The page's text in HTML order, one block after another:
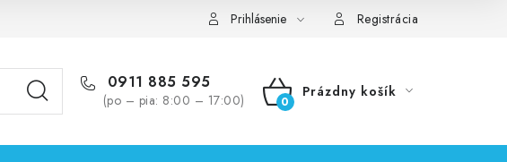
GDPR Predajňa Nitra Formulár na vrátenie tovaru
Prihlásenie Registrácia
0911 885 595
(po – pia: 8:00 – 17:00)
NÁKUPNÝ
Prázdny košík